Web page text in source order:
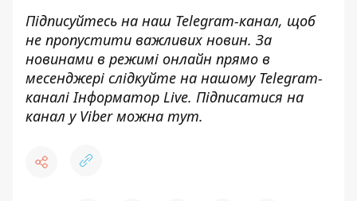
Підписуйтесь на наш Telegram-канал, щоб
не пропустити важливих новин. За
новинами в режимі онлайн прямо в
месенджері слідкуйте на нашому Telegram-
каналіІнформатор Live. Підписатися на
канал у Viber можна тут.